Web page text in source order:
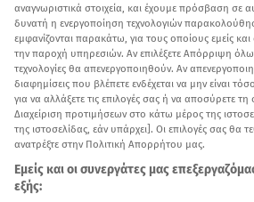
αναγνωριστικά στοιχεία, και έχουμε πρόσβαση σε
δυνατή η ενεργοποίηση τεχνολογιών
εμφανίζονται παρακάτω, για τους οποίους εμείς
την παροχή υπηρεσιών. Αν επιλέξετε Απόρριψη
τεχνολογίες θα απενεργοποιηθούν. Αν
διαφημίσεις που βλέπετε ενδέχεται να μην είναι
για να αλλάξετε τις επιλογές σας ή να αποσύρετε
Διαχείριση προτιμήσεων στο κάτω μέρος της
της ιστοσελίδας, εάν υπάρχει]. Οι επιλογές σας θα
ανατρέξτε στην Πολιτική Απορρήτου μας.
Εμείς και οι συνεργάτες μας
εξής: